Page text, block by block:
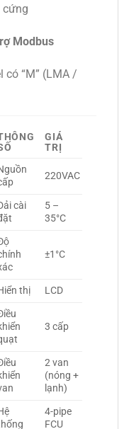
Modbus
“M” (LMA /
GIÁ
TRỊ
220VAC
cài
5 –
35°C
±1°C
thị
LCD
3 cấp
2 van
(nóng +
lạnh)
4-pipe
FCU